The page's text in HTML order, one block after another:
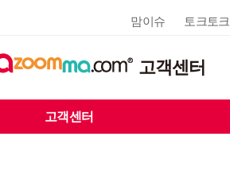
맘이슈 토크토크
고객센터
고객센터